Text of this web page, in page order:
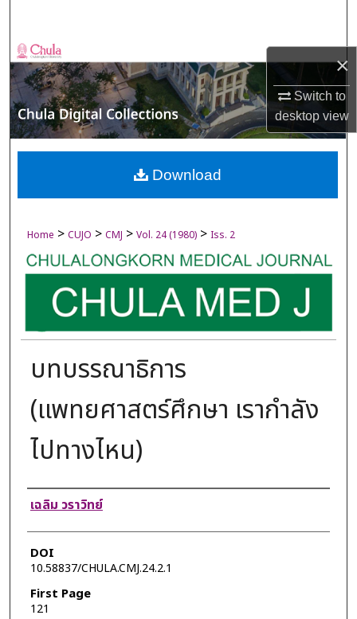
×
Switch to
desktopview
Browse Collections
My Account
About
Digital Commons Network™
Home > CUJO > CMJ > Vol. 24 (1980) > Iss. 2
บทบรรณาธิการ
(แพทยศาสตร์ศึกษา เรากำลัง
ไปทางไหน)
Authors
เฉลิม วราวิทย์
DOI
10.58837/CHULA.CMJ.24.2.1
First Page
121
Download